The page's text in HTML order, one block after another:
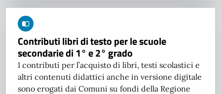
Contributi libri di testo per le scuole
secondarie di 1° e 2° grado
I contributi per l’acquisto di libri, testi scolastici e
altri contenuti didattici anche in versione digitale
sono erogati dai Comuni su fondi della Regione